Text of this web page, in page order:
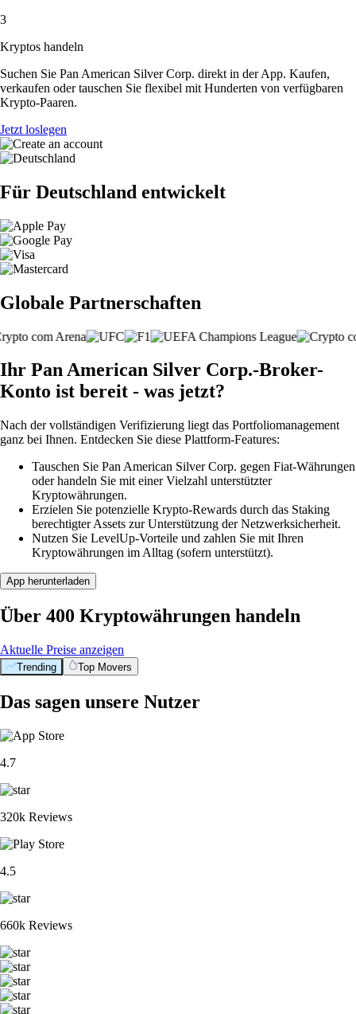
3
Kryptos handeln
Suchen Sie Pan American Silver Corp. direkt in der App. Kaufen,
verkaufen oder tauschen Sie flexibel mit Hunderten von verfügbaren
Krypto-Paaren.
Jetzt loslegen
Für Deutschland entwickelt
Globale Partnerschaften
Ihr Pan American Silver Corp.-Broker-
Konto ist bereit - was jetzt?
Nach der vollständigen Verifizierung liegt das Portfoliomanagement
ganz bei Ihnen. Entdecken Sie diese Plattform-Features:
Tauschen Sie Pan American Silver Corp. gegen Fiat-Währungen
oder handeln Sie mit einer Vielzahl unterstützter
Kryptowährungen.
Erzielen Sie potenzielle Krypto-Rewards durch das Staking
berechtigter Assets zur Unterstützung der Netzwerksicherheit.
Nutzen Sie LevelUp-Vorteile und zahlen Sie mit Ihren
Kryptowährungen im Alltag (sofern unterstützt).
App herunterladen
Über 400 Kryptowährungen handeln
Aktuelle Preise anzeigen
Trending Top Movers
Das sagen unsere Nutzer
4.7
320k Reviews
4.5
660k Reviews